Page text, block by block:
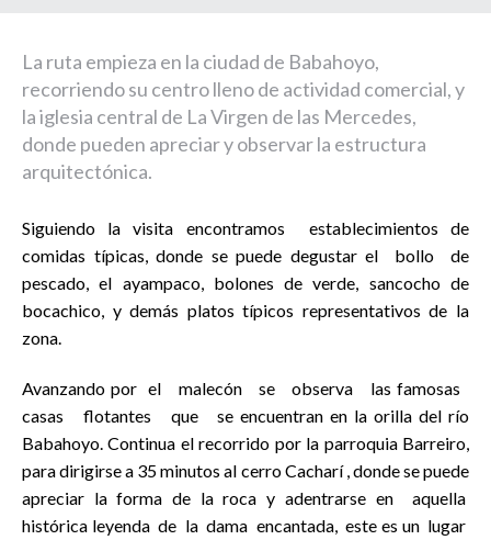
La ruta empieza en la ciudad de Babahoyo,
recorriendo su centro lleno de actividad comercial, y
la iglesia central de La Virgen de las Mercedes,
donde pueden apreciar y observar la estructura
arquitectónica.
Siguiendo la visita encontramos establecimientos de
comidas típicas, donde se puede degustar el bollo de
pescado, el ayampaco, bolones de verde, sancocho de
bocachico, y demás platos típicos representativos de la
zona.
Avanzando por el malecón se observa las famosas
casas flotantes que se encuentran en la orilla del río
Babahoyo. Continua el recorrido por la parroquia Barreiro,
para dirigirse a 35 minutos al cerro Cacharí , donde se puede
apreciar la forma de la roca y adentrarse en aquella
histórica leyenda de la dama encantada, este es un lugar